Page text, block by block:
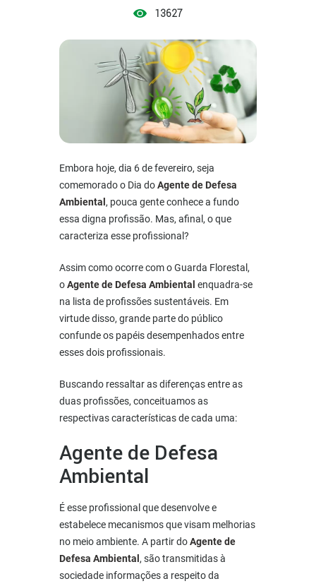
13627
Embora hoje, dia 6 de fevereiro, seja
comemorado o Dia doAgente de Defesa
Ambiental, pouca gente conhece a fundo
essa digna profissão. Mas, afinal, o que
caracteriza esse profissional?
Assim como ocorre com o Guarda Florestal,
oAgente de Defesa Ambiental enquadra-se
na lista de profissões sustentáveis. Em
virtude disso, grande parte do público
confunde os papéis desempenhados entre
esses dois profissionais.
Buscando ressaltar as diferenças entre as
duas profissões, conceituamos as
respectivas características de cada uma:
Agente de Defesa
Ambiental
É esse profissional que desenvolve e
estabelece mecanismos que visam melhorias
no meio ambiente. A partir doAgente de
Defesa Ambiental , são transmitidas à
sociedade informações a respeito da